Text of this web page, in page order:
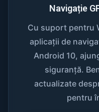
Navigație
Cu suport pentru
aplicații de
Android 10,
siguranță.
actualizate
pentru